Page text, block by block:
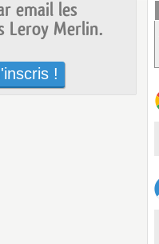
email les
Leroy Merlin.
!